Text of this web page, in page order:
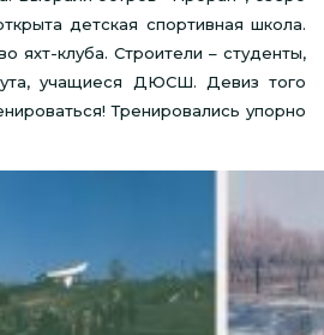
детская спортивная школа.
яхт-клуба. Строители – студенты,
учащиеся ДЮСШ. Девиз того
Тренировались упорно